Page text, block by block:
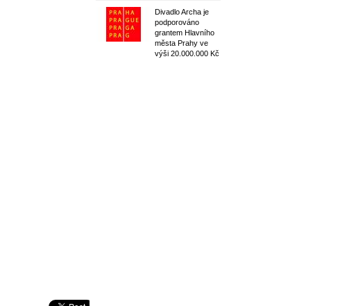
Divadlo Archa je
podporováno
grantem Hlavního
města Prahy ve
výši 20.000.000 Kč